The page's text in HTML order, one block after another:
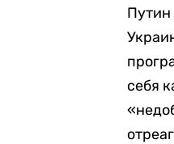
себя